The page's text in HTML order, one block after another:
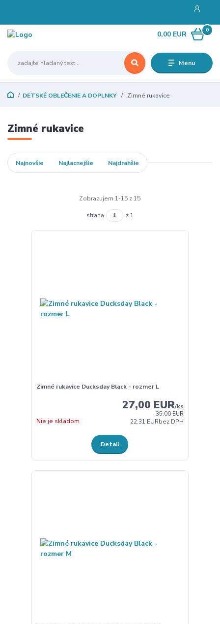
Menu
0
0,00 EUR
DETSKÉ OBLEČENIE A DOPLNKY Zimné rukavice
Zimné rukavice
Najnovšie Najlacnejšie Najdrahšie
Zobrazujem 1-15 z 15
strana z 1
Zimné rukavice Ducksday Black - rozmer L
35,00 EUR
27,00 EUR/ks
22,31 EURbez DPH
Nie je skladom
Detail